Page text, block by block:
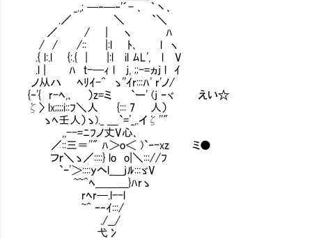
_.,; ─‐─‐'´- ､ ｀丶､
.／ ＼ `＼
／ / | ヽ ﾊ
/ / /:: |:l ﾄ､ l ヽ
.{ l:.l {:.{ | |:l il ﾑL', l V
.l | ﾊ ｔ-─ｨ l ｊ, ;;-=ヵj l ｲ
ノ从ハ ﾍﾘｲ-^ ゝ''ｲr:::ﾊ' r'ノ/
{‐'{ r-ﾍ,､ ）z=ミ `ー' (j ｰヾ えい☆
ζ〉 lx;;;;i::ﾌ＼人 {::: 7 人）
ゝﾍ壬人）ゝ)._ ＿`='_,.イζ''"
,,--=ﾆﾌノ丈V心､
／::三＝''" ﾊ＞o＜ )`‐-xz ミ●
フｒ＼ゝ／::::} lo o|＼::://ﾌ
`ｰ'＞::::yヘl_＿jﾙ:::ゞV
~~^ﾍ＿＿___}ﾊrゝ
rﾍr─.l--l
~^ ｰ‐ｲ:::/
./__/
弋冫